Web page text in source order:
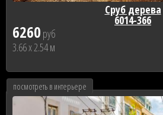
6260 руб
3.66 x 2.54 м
Сруб дерева
6014-366
посмотреть в интерьере